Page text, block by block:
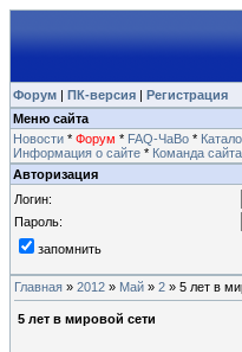
Форум | ПК-версия | Регистрация
Меню сайта
Новости * Форум * FAQ-ЧаВо *
Информация о сайте * Команда сайта
Авторизация
Логин:
Пароль:
запомнить
Главная » 2012 » Май » 2 » 5 лет в
5 лет в мировой сети